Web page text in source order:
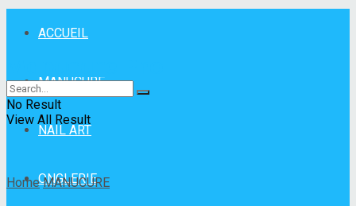
ACCUEIL
MANUCURE
NAIL ART
ONGLERIE
No Result
View All Result
Home MANUCURE